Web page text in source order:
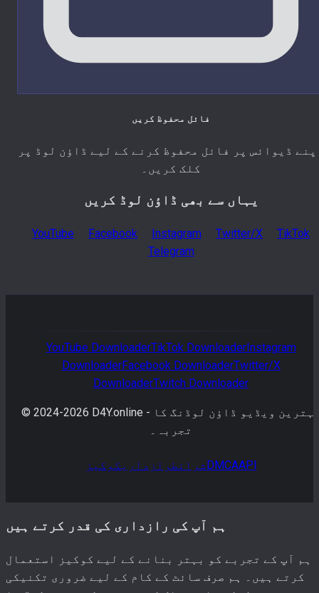
فائل محفوظ کریں
ڈیوائس پر فائل محفوظ کرنے کے لیے ڈاؤن لوڈ پر
کلک کریں۔
یہاں سے بھی ڈاؤن لوڈ کریں
YouTube Facebook Instagram Twitter/X
TikTok
Telegram
YouTube DownloaderTikTokDownloaderInstagram
DownloaderFacebookDownloaderTwitter/X
DownloaderTwitch Downloader
© 2024-2026 D4Y.online - ویڈیو ڈاؤن لوڈنگ کا
تجربہ۔
شرائطرازداریکوکیز DMCAAPI
ہم آپ کی رازداری کی قدر کرتے ہیں
ہم آپ کے تجربے کو بہتر بنانے کے لیے کوکیز استعمال
کرتے ہیں۔ ہم صرف سائٹ کے کام کے لیے ضروری تکنیکی